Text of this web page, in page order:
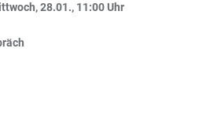
28.01., 11:00 Uhr